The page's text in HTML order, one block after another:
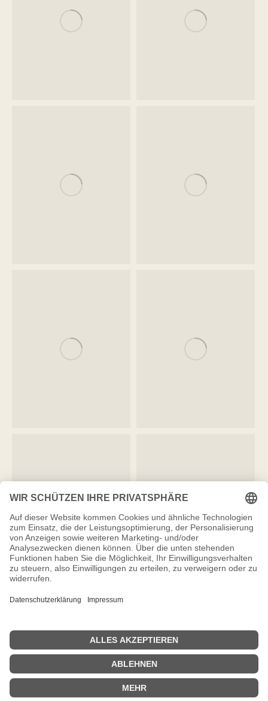
Impressum
Datenschutzerklärung & Cookie Einstellungen
Social Media Datenschutzerklärung
Wissenswertes von A-Z